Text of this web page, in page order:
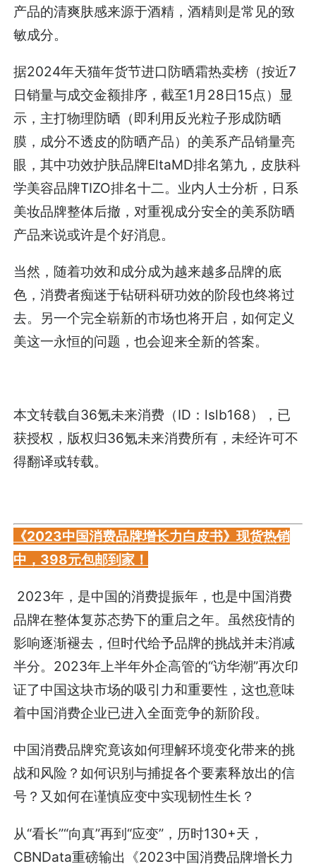
产品的清爽肤感来源于酒精，酒精则是常见的致
敏成分。
据2024年天猫年货节进口防晒霜热卖榜（按近7
日销量与成交金额排序，截至1月28日15点）显
示，主打物理防晒（即利用反光粒子形成防晒
膜，成分不透皮的防晒产品）的美系产品销量亮
眼，其中功效护肤品牌EltaMD排名第九，皮肤科
学美容品牌TIZO排名十二。业内人士分析，日系
美妆品牌整体后撤，对重视成分安全的美系防晒
产品来说或许是个好消息。
当然，随着功效和成分成为越来越多品牌的底
色，消费者痴迷于钻研科研功效的阶段也终将过
去。另一个完全崭新的市场也将开启，如何定义
美这一永恒的问题，也会迎来全新的答案。
本文转载自36氪未来消费 （ID：lslb168），已
获授权，版权归36氪未来消费所有，未经许可不
得翻译或转载。
《2023中国消费品牌增长力白皮书》现货热销
中，398元包邮到家！
2023年，是中国的消费提振年，也是中国消费
品牌在整体复苏态势下的重启之年。虽然疫情的
影响逐渐褪去，但时代给予品牌的挑战并未消减
半分。2023年上半年外企高管的“访华潮”再次印
证了中国这块市场的吸引力和重要性，这也意味
着中国消费企业已进入全面竞争的新阶段。
中国消费品牌究竟该如何理解环境变化带来的挑
战和风险？如何识别与捕捉各个要素释放出的信
号？又如何在谨慎应变中实现韧性生长？
从“看长”“向真”再到“应变”，历时130+天，
CBNData重磅输出《2023中国消费品牌增长力